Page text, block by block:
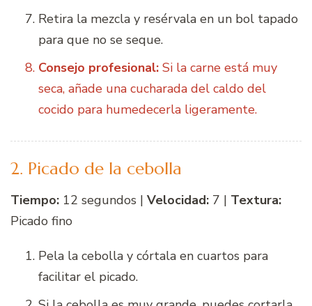
Retira la mezcla y resérvala en un bol tapado
para que no se seque.
Consejo profesional: Si la carne está muy
seca, añade una cucharada del caldo del
cocido para humedecerla ligeramente.
2. Picado de la cebolla
Tiempo: 12 segundos | Velocidad: 7 | Textura:
Picado fino
Pela la cebolla y córtala en cuartos para
facilitar el picado.